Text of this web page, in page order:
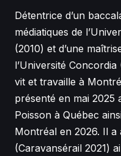
Détentrice d’un
médiatiques de
(2010) et d’une
l’Université
vit et travaille à
présenté en mai 2025
Poisson à Québec
Montréal en 2026. Il a
(Caravansérail 2021)